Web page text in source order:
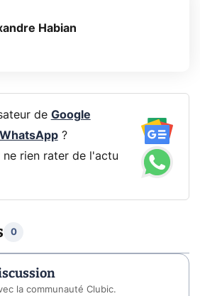
Habian
de Google
WhatsApp?
ne rien rater de l'actu
0
la communauté Clubic.